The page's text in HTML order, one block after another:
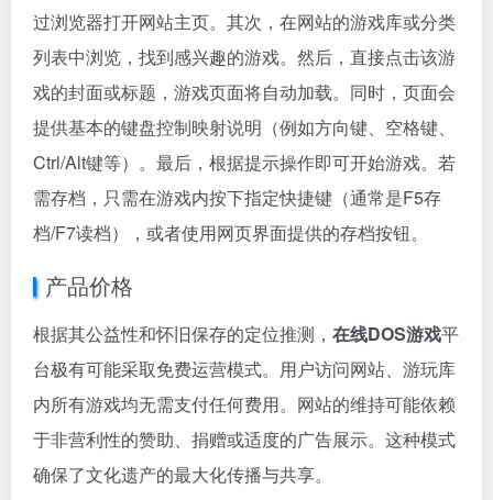
过浏览器打开网站主页。其次，在网站的游戏库或分类
列表中浏览，找到感兴趣的游戏。然后，直接点击该游
戏的封面或标题，游戏页面将自动加载。同时，页面会
提供基本的键盘控制映射说明（例如方向键、空格键、
Ctrl/Alt键等）。最后，根据提示操作即可开始游戏。若
需存档，只需在游戏内按下指定快捷键（通常是F5存
档/F7读档），或者使用网页界面提供的存档按钮。
产品价格
根据其公益性和怀旧保存的定位推测， 在线DOS游戏平
台极有可能采取免费运营模式。用户访问网站、游玩库
内所有游戏均无需支付任何费用。网站的维持可能依赖
于非营利性的赞助、捐赠或适度的广告展示。这种模式
确保了文化遗产的最大化传播与共享。